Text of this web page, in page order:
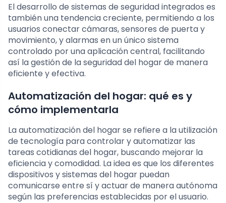
El desarrollo de sistemas de seguridad integrados es
también una tendencia creciente, permitiendo a los
usuarios conectar cámaras, sensores de puerta y
movimiento, y alarmas en un único sistema
controlado por una aplicación central, facilitando
así la gestión de la seguridad del hogar de manera
eficiente y efectiva.
Automatización del hogar: qué es y
cómo implementarla
La automatización del hogar se refiere a la utilización
de tecnología para controlar y automatizar las
tareas cotidianas del hogar, buscando mejorar la
eficiencia y comodidad. La idea es que los diferentes
dispositivos y sistemas del hogar puedan
comunicarse entre sí y actuar de manera autónoma
según las preferencias establecidas por el usuario.